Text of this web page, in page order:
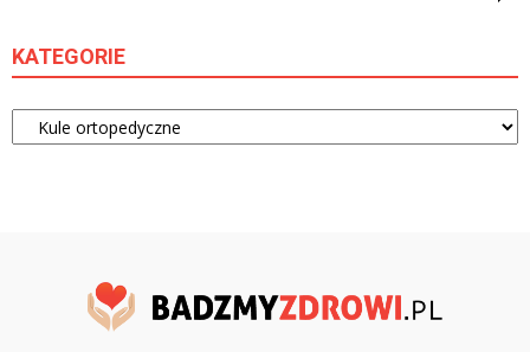
KATEGORIE
Kategorie